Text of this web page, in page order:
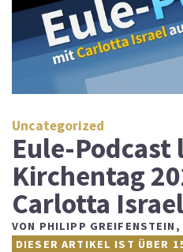
Uncategorized
Eule-Podcast
Kirchentag
Carlotta Israel
VON PHILIPP GREIFENSTEIN ,
DIESER ARTIKEL IST ÜBER